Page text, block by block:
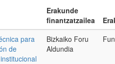
Erakunde
finantzatzailea
para
de
Bizkaiko Foru
Aldundia